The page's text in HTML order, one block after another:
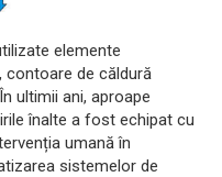
elemente
contoare de căldură
ultimii ani, aproape
înalte a fost echipat cu
umană în
sistemelor de